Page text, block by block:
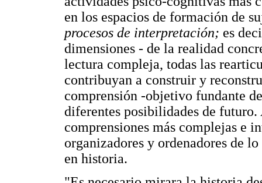
en los espacios de formación de
procesos de interpretación; es
dimensiones - de la realidad
lectura compleja, todas las
contribuyan a construir y
comprensión -objetivo fundante
diferentes posibilidades de
comprensiones más complejas e
organizadores y ordenadores de
en historia.